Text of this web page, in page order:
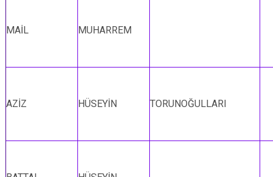
MAİL MUHARREM
AZİZ HÜSEYİN TORUNOĞULLARI